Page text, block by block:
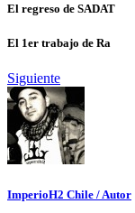
El regreso de SADAT
El 1er trabajo de Ra
Siguiente
ImperioH2 Chile / Autor